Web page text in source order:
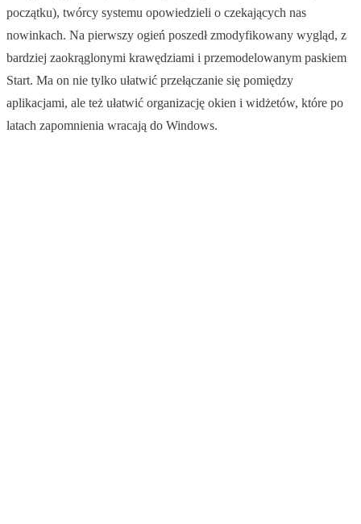
początku), twórcy systemu opowiedzieli o czekających nas
nowinkach. Na pierwszy ogień poszedł zmodyfikowany wygląd, z
bardziej zaokrąglonymi krawędziami i przemodelowanym paskiem
Start. Ma on nie tylko ułatwić przełączanie się pomiędzy
aplikacjami, ale też ułatwić organizację okien i widżetów, które po
latach zapomnienia wracają do Windows.